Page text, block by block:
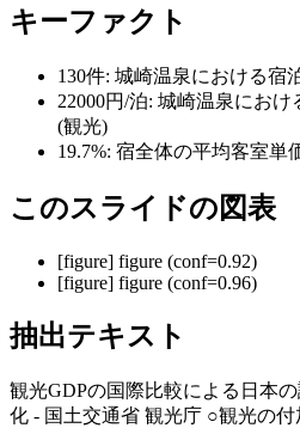
キーファクト
130件: 城崎温泉における宿
22000円/泊: 城崎温泉におけ
(観光)
19.7%: 宿全体の平均客室単
このスライドの図表
[figure] figure (conf=0.92)
[figure] figure (conf=0.96)
抽出テキスト
観光GDPの国際比較による日本
化 - 国土交通省 観光庁 ○観光の